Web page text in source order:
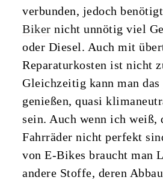
verbunden, jedoch
Biker nicht unnötig viel
oder Diesel. Auch mit
Reparaturkosten ist nicht
Gleichzeitig kann man das
genießen, quasi
sein. Auch wenn ich weiß,
Fahrräder nicht perfekt
von E-Bikes braucht man
andere Stoffe, deren